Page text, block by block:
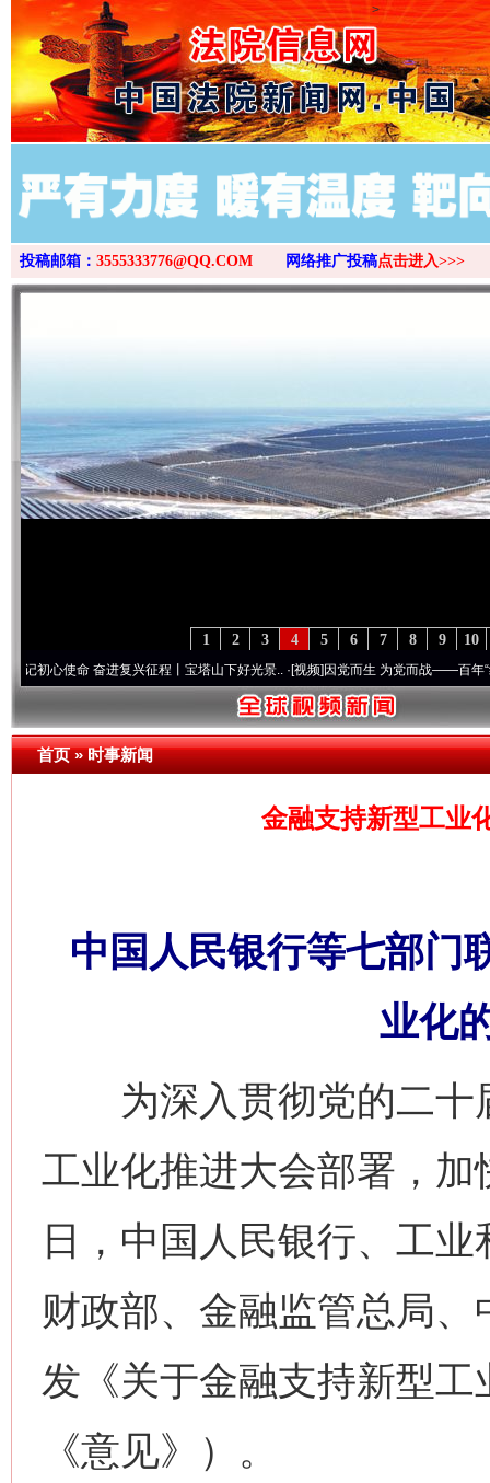
>
投稿邮箱： 3555333776@QQ.COM 网络推广投稿点击进入>>>
10
9
8
7
6
5
4
3
2
1
命 奋进复兴征程丨宝塔山下好光景..·[视频]因党而生 为党而战——百年“纪”事⑧加
首页»时事新闻
金融支持新型工业
中国人民银行等七部门
业化
为深入贯彻党的二十
工业化推进大会部署，
日，中国人民银行、工
财政部、金融监管总局
发《关于金融支持新型
《意见》）。